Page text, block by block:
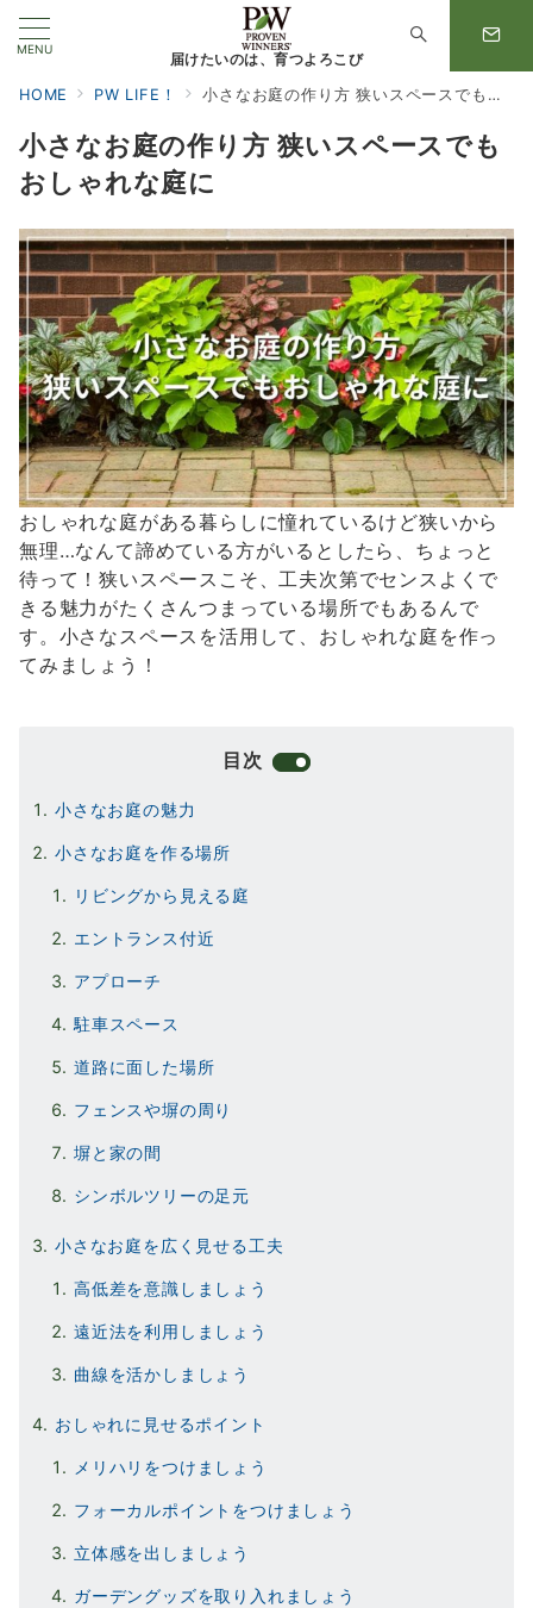
MENU
届けたいのは、育つよろこび
HOME PW LIFE！ 小さなお庭の作り方 狭いスペースでもおしゃれな庭に
小さなお庭の作り方 狭いスペースでも
おしゃれな庭に
おしゃれな庭がある暮らしに憧れているけど狭いから
無理…なんて諦めている方がいるとしたら、ちょっと
待って！狭いスペースこそ、工夫次第でセンスよくで
きる魅力がたくさんつまっている場所でもあるんで
す。小さなスペースを活用して、おしゃれな庭を作っ
てみましょう！
目次
小さなお庭の魅力
小さなお庭を作る場所
リビングから見える庭
エントランス付近
アプローチ
駐車スペース
道路に面した場所
フェンスや塀の周り
塀と家の間
シンボルツリーの足元
小さなお庭を広く見せる工夫
高低差を意識しましょう
遠近法を利用しましょう
曲線を活かしましょう
おしゃれに見せるポイント
メリハリをつけましょう
フォーカルポイントをつけましょう
立体感を出しましょう
ガーデングッズを取り入れましょう